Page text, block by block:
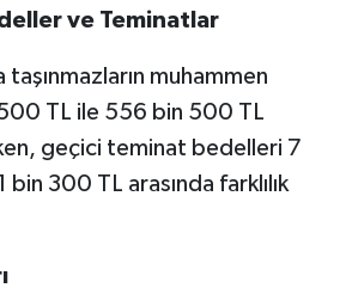
ve Teminatlar
taşınmazların muhammen
TL ile 556 bin 500 TL
geçici teminat bedelleri 7
bin 300 TL arasında farklılık